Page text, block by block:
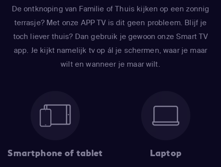
De ontknoping van Familie of Thuis kijken op een zonnig
terrasje? Met onze APP TV is dit geen probleem. Blijf je
toch liever thuis? Dan gebruik je gewoon onze Smart TV
app. Je kijkt namelijk tv op ál je schermen, waar je maar
wilt en wanneer je maar wilt.
Smartphone of tablet Laptop